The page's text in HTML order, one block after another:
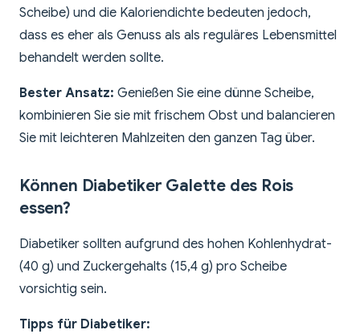
Scheibe) und die Kaloriendichte bedeuten jedoch,
dass es eher als Genuss als als reguläres Lebensmittel
behandelt werden sollte.
Bester Ansatz: Genießen Sie eine dünne Scheibe,
kombinieren Sie sie mit frischem Obst und balancieren
Sie mit leichteren Mahlzeiten den ganzen Tag über.
Können Diabetiker Galette des Rois
essen?
Diabetiker sollten aufgrund des hohen Kohlenhydrat-
(40 g) und Zuckergehalts (15,4 g) pro Scheibe
vorsichtig sein.
Tipps für Diabetiker: